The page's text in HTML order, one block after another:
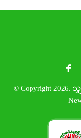
© Copyright 2026.